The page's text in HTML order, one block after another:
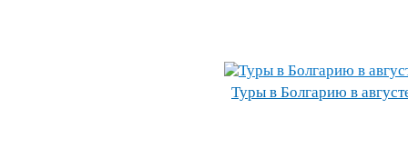
Туры в Болгарию в